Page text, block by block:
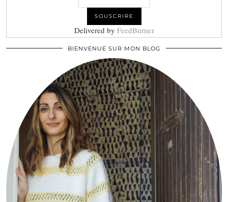
Delivered by FeedBurner
BIENVENUE SUR MON BLOG